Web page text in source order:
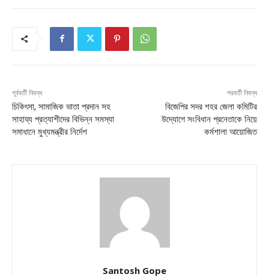
পূর্ববর্তী নিবন্ধ
চিকিৎসা, সামাজিক ভাতা প্রদান সহ
সাহায্য প্রত্যাশীদের বিভিন্ন সমস্যা
সমাধানে মুখ্যমন্ত্রীর নির্দেশ
পরবর্তী নিবন্ধ
বিজেপির সদর শহর জেলা কমিটির
উদ্যোগে সংবিধান প্রনেতাকে নিয়ে
কর্মশালা আয়োজিত
Santosh Gope